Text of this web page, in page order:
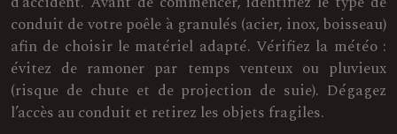
conduit de votre poêle à granulés (acier, inox, boisseau)
afin de choisir le matériel adapté. Vérifiez la météo :
évitez de ramoner par temps venteux ou pluvieux
(risque de chute et de projection de suie). Dégagez
l’accès au conduit et retirez les objets fragiles.